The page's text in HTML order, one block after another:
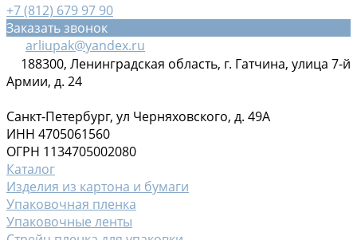
+7 (812) 679 97 90
Заказать звонок
arliupak@yandex.ru
188300, Ленинградская область, г. Гатчина, улица 7-й
Армии, д. 24
Санкт-Петербург, ул Черняховского, д. 49А
ИНН 4705061560
ОГРН 1134705002080
Каталог
Изделия из картона и бумаги
Упаковочная пленка
Упаковочные ленты